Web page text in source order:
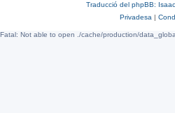
Traducció del phpBB:
Privadesa |
Fatal: Not able to open ./cache/production/